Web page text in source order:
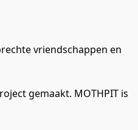
vriendschappen en
gemaakt. MOTHPIT is